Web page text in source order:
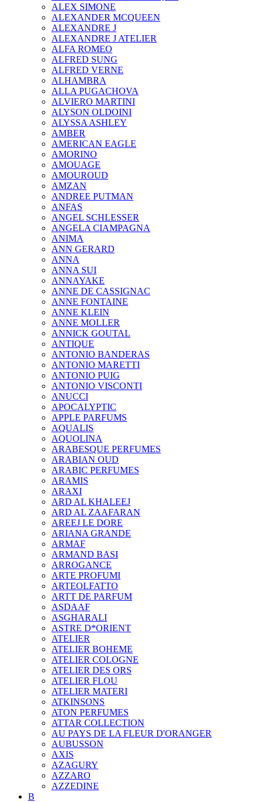
ALEX SIMONE
ALEXANDER MCQUEEN
ALEXANDRE J
ALEXANDRE J ATELIER
ALFA ROMEO
ALFRED SUNG
ALFRED VERNE
ALHAMBRA
ALLA PUGACHOVA
ALVIERO MARTINI
ALYSON OLDOINI
ALYSSA ASHLEY
AMBER
AMERICAN EAGLE
AMORINO
AMOUAGE
AMOUROUD
AMZAN
ANDREE PUTMAN
ANFAS
ANGEL SCHLESSER
ANGELA CIAMPAGNA
ANIMA
ANN GERARD
ANNA
ANNA SUI
ANNAYAKE
ANNE DE CASSIGNAC
ANNE FONTAINE
ANNE KLEIN
ANNE MOLLER
ANNICK GOUTAL
ANTIQUE
ANTONIO BANDERAS
ANTONIO MARETTI
ANTONIO PUIG
ANTONIO VISCONTI
ANUCCI
APOCALYPTIC
APPLE PARFUMS
AQUALIS
AQUOLINA
ARABESQUE PERFUMES
ARABIAN OUD
ARABIC PERFUMES
ARAMIS
ARAXI
ARD AL KHALEEJ
ARD AL ZAAFARAN
AREEJ LE DORE
ARIANA GRANDE
ARMAF
ARMAND BASI
ARROGANCE
ARTE PROFUMI
ARTEOLFATTO
ARTT DE PARFUM
ASDAAF
ASGHARALI
ASTRE D*ORIENT
ATELIER
ATELIER BOHEME
ATELIER COLOGNE
ATELIER DES ORS
ATELIER FLOU
ATELIER MATERI
ATKINSONS
ATON PERFUMES
ATTAR COLLECTION
AU PAYS DE LA FLEUR D'ORANGER
AUBUSSON
AXIS
AZAGURY
AZZARO
AZZEDINE
B